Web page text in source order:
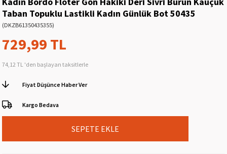
Taban Topuklu Lastikli Kadın Günlük Bot 50435
(DKZB61350435355)
729,99 TL
74,12 TL 'den başlayan taksitlerle
Fiyat Düşünce Haber Ver
Kargo Bedava